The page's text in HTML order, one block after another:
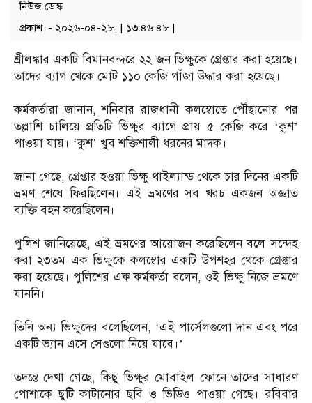
নিউজ ডেস্ক
প্রকাশ :- ২০২৬-০৪-২৮, | ১৩:৪৬:৪৮ |
শ্রীলঙ্কার একটি বিমানবন্দরে ২২ জন ভিক্ষুকে গ্রেপ্তার করা হয়েছে।
তাদের ব্যাগ থেকে মোট ১১০ কেজি গাঁজা উদ্ধার করা হয়েছে।
কর্মকর্তারা জানান, শনিবার রাজধানী কলম্বোতে পৌঁছানোর পর
তল্লাশি চালিয়ে প্রতিটি ভিক্ষুর ব্যাগে প্রায় ৫ কেজি করে ‘কুশ’
পাওয়া যায়। ‘কুশ’ খুব শক্তিশালী ধরনের মাদক।
জানা গেছে, গ্রেপ্তার হওয়া ভিক্ষু থাইল্যান্ড থেকে চার দিনের একটি
ভ্রমণ শেষে ফিরছিলেন। এই ভ্রমণের সব খরচ একজন অজ্ঞাত
ব্যক্তি বহন করেছিলেন।
পুলিশ জানিয়েছে, এই ভ্রমণের আয়োজন করেছিলেন বলে সন্দেহ
করা ২৩তম এক ভিক্ষুকে কলম্বোর একটি উপশহর থেকে গ্রেপ্তার
করা হয়েছে। পুলিশের এক কর্মকর্তা বলেন, ওই ভিক্ষু নিজে ভ্রমণে
যাননি।
তিনি অন্য ভিক্ষুদের বলেছিলেন, ‘এই পার্সেলগুলো দান এবং পরে
একটি ভ্যান এসে সেগুলো নিয়ে যাবে।’
তদন্তে দেখা গেছে, কিছু ভিক্ষুর মোবাইল ফোনে তাদের সাধারণ
পোশাকে ছুটি কাটানোর ছবি ও ভিডিও পাওয়া গেছে। রবিবার